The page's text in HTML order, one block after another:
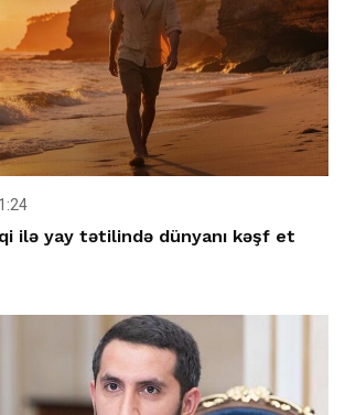
ilə yay tətilində dünyanı kəşf et